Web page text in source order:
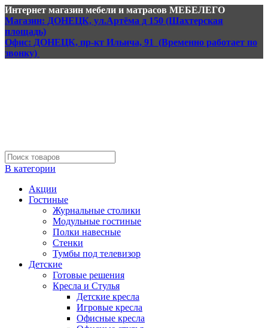
Интернет магазин мебели и матрасов МЕБЕЛЕГО
Магазин: ДОНЕЦК, ул.Артёма д 150 (Шахтерская
площадь)
Офис: ДОНЕЦК, пр-кт Ильича, 91 (Временно работает по
звонку)
В категории
Акции
Гостиные
Журнальные столики
Модульные гостиные
Полки навесные
Стенки
Тумбы под телевизор
Детские
Готовые решения
Кресла и Стулья
Детские кресла
Игровые кресла
Офисные кресла